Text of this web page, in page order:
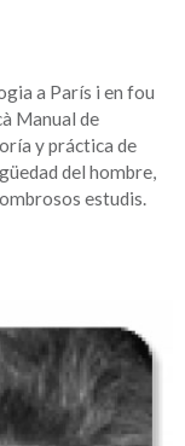
a París i en fou
Manual de
y práctica de
del hombre,
estudis.